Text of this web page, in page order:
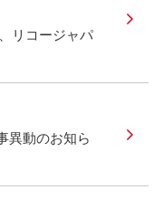
リコージャパ
異動のお知ら